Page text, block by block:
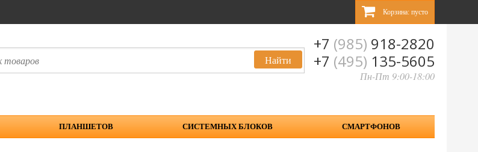
Корзина: пусто
+7 (985) 918-2820
+7 (495) 135-5605
Пн-Пт 9:00-18:00
ПЛАНШЕТОВ СИСТЕМНЫХ БЛОКОВ СМАРТФОНОВ